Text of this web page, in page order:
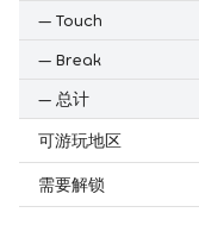
— Touch
— Break
— 总计
可游玩地区
需要解锁